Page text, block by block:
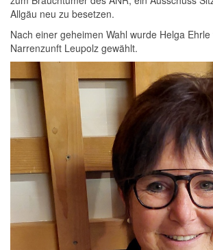
Allgäu neu zu besetzen.
Nach einer geheimen Wahl wurde Helga
Narrenzunft Leupolz gewählt.